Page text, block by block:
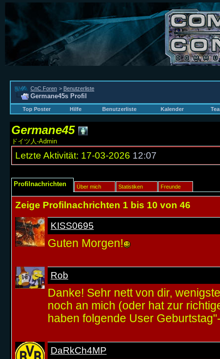
CnC Foren > Benutzerliste
Germane45s Profil
Top Poster Hilfe Benutzerliste Kalender
Germane45
ドイツ人-Admin
Letzte Aktivität: 17-03-2026 12:07
Profilnachrichten Über mich Statistiken Freunde
Zeige Profilnachrichten 1 bis 10 von 46
KISS0695
Guten Morgen!
Rob
Danke! Sehr nett von dir,
noch an mich (oder hat zur
haben folgende User
DaRkCh4MP